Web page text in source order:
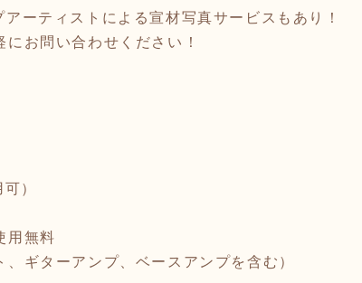
ーティストによる宣材写真サービスもあり！
お問い合わせください！
）
用無料
、ギターアンプ、ベースアンプを含む）